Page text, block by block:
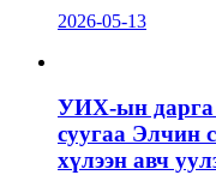
2026-05-13
УИХ-ын дарга
суугаа Элчин
хүлээн авч